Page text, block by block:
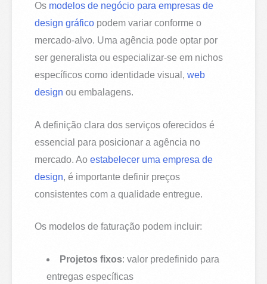
Os modelos de negócio para empresas de
design gráfico podem variar conforme o
mercado-alvo. Uma agência pode optar por
ser generalista ou especializar-se em nichos
específicos como identidade visual,web
design ou embalagens.
A definição clara dos serviços oferecidos é
essencial para posicionar a agência no
mercado. Aoestabelecer uma empresa de
design, é importante definir preços
consistentes com a qualidade entregue.
Os modelos de faturação podem incluir:
Projetos fixos: valor predefinido para
entregas específicas